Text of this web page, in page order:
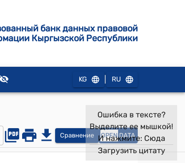
банк данных правовой
Кыргызской Республики
KG RU
Сравнение OPEN DATA
Ошибка в тексте?
Выделите ее мышкой!
И нажмите: Сюда
Загрузить цитату